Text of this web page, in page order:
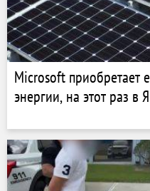
Microsoft приобретает
энергии, на этот раз в